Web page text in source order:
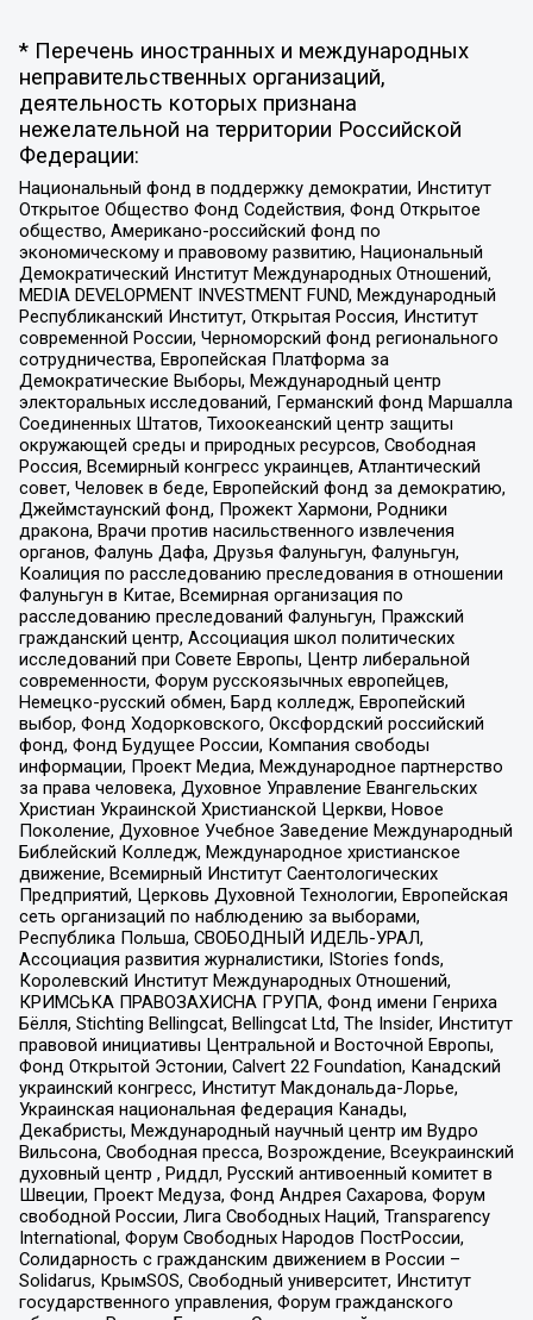
* Перечень иностранных и международных
неправительственных организаций,
деятельность которых признана
нежелательной на территории Российской
Федерации:
Национальный фонд в поддержку демократии, Институт
Открытое Общество Фонд Содействия, Фонд Открытое
общество, Американо-российский фонд по
экономическому и правовому развитию, Национальный
Демократический Институт Международных Отношений,
MEDIA DEVELOPMENT INVESTMENT FUND, Международный
Республиканский Институт, Открытая Россия, Институт
современной России, Черноморский фонд регионального
сотрудничества, Европейская Платформа за
Демократические Выборы, Международный центр
электоральных исследований, Германский фонд Маршалла
Соединенных Штатов, Тихоокеанский центр защиты
окружающей среды и природных ресурсов, Свободная
Россия, Всемирный конгресс украинцев, Атлантический
совет, Человек в беде, Европейский фонд за демократию,
Джеймстаунский фонд, Прожект Хармони, Родники
дракона, Врачи против насильственного извлечения
органов, Фалунь Дафа, Друзья Фалуньгун, Фалуньгун,
Коалиция по расследованию преследования в отношении
Фалуньгун в Китае, Всемирная организация по
расследованию преследований Фалуньгун, Пражский
гражданский центр, Ассоциация школ политических
исследований при Совете Европы, Центр либеральной
современности, Форум русскоязычных европейцев,
Немецко-русский обмен, Бард колледж, Европейский
выбор, Фонд Ходорковского, Оксфордский российский
фонд, Фонд Будущее России, Компания свободы
информации, Проект Медиа, Международное партнерство
за права человека, Духовное Управление Евангельских
Христиан Украинской Христианской Церкви, Новое
Поколение, Духовное Учебное Заведение Международный
Библейский Колледж, Международное христианское
движение, Всемирный Институт Саентологических
Предприятий, Церковь Духовной Технологии, Европейская
сеть организаций по наблюдению за выборами,
Республика Польша, СВОБОДНЫЙ ИДЕЛЬ-УРАЛ,
Ассоциация развития журналистики, IStories fonds,
Королевский Институт Международных Отношений,
КРИМСЬКА ПРАВОЗАХИСНА ГРУПА, Фонд имени Генриха
Бёлля, Stichting Bellingcat, Bellingcat Ltd, The Insider, Институт
правовой инициативы Центральной и Восточной Европы,
Фонд Открытой Эстонии, Calvert 22 Foundation, Канадский
украинский конгресс, Институт Макдональда-Лорье,
Украинская национальная федерация Канады,
Декабристы, Международный научный центр им Вудро
Вильсона, Свободная пресса, Возрождение, Всеукраинский
духовный центр , Риддл, Русский антивоенный комитет в
Швеции, Проект Медуза, Фонд Андрея Сахарова, Форум
свободной России, Лига Свободных Наций, Transparеncy
International, Форум Свободных Народов ПостРоссии,
Солидарность с гражданским движением в России –
Solidarus, КрымSOS, Свободный университет, Институт
государственного управления, Форум гражданского